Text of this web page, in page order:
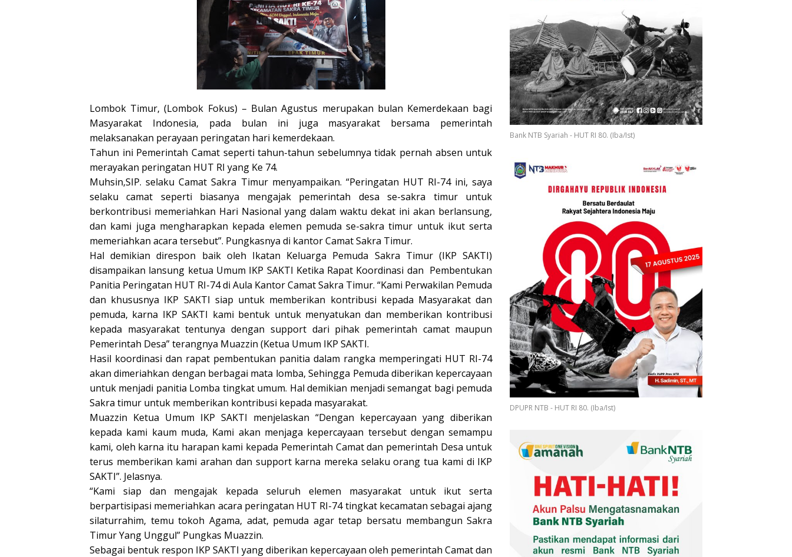
Lombok Timur, (Lombok Fokus) – Bulan Agustus merupakan bulan Kemerdekaan bagi
Masyarakat Indonesia, pada bulan ini juga masyarakat bersama pemerintah
melaksanakan perayaan peringatan hari kemerdekaan.
Tahun ini Pemerintah Camat seperti tahun-tahun sebelumnya tidak pernah absen untuk
merayakan peringatan HUT RI yang Ke 74.
Muhsin,SIP. selaku Camat Sakra Timur menyampaikan. “Peringatan HUT RI-74 ini, saya
selaku camat seperti biasanya mengajak pemerintah desa se-sakra timur untuk
berkontribusi memeriahkan Hari Nasional yang dalam waktu dekat ini akan berlansung,
dan kami juga mengharapkan kepada elemen pemuda se-sakra timur untuk ikut serta
memeriahkan acara tersebut”. Pungkasnya di kantor Camat Sakra Timur.
Hal demikian direspon baik oleh Ikatan Keluarga Pemuda Sakra Timur (IKP SAKTI)
disampaikan lansung ketua Umum IKP SAKTI Ketika Rapat Koordinasi dan Pembentukan
Panitia Peringatan HUT RI-74 di Aula Kantor Camat Sakra Timur. “Kami Perwakilan Pemuda
dan khususnya IKP SAKTI siap untuk memberikan kontribusi kepada Masyarakat dan
pemuda, karna IKP SAKTI kami bentuk untuk menyatukan dan memberikan kontribusi
kepada masyarakat tentunya dengan support dari pihak pemerintah camat maupun
Pemerintah Desa” terangnya Muazzin (Ketua Umum IKP SAKTI.
Hasil koordinasi dan rapat pembentukan panitia dalam rangka memperingati HUT RI-74
akan dimeriahkan dengan berbagai mata lomba, Sehingga Pemuda diberikan kepercayaan
untuk menjadi panitia Lomba tingkat umum. Hal demikian menjadi semangat bagi pemuda
Sakra timur untuk memberikan kontribusi kepada masyarakat.
Muazzin Ketua Umum IKP SAKTI menjelaskan “Dengan kepercayaan yang diberikan
kepada kami kaum muda, Kami akan menjaga kepercayaan tersebut dengan semampu
kami, oleh karna itu harapan kami kepada Pemerintah Camat dan pemerintah Desa untuk
terus memberikan kami arahan dan support karna mereka selaku orang tua kami di IKP
SAKTI”. Jelasnya.
“Kami siap dan mengajak kepada seluruh elemen masyarakat untuk ikut serta
berpartisipasi memeriahkan acara peringatan HUT RI-74 tingkat kecamatan sebagai ajang
silaturrahim, temu tokoh Agama, adat, pemuda agar tetap bersatu membangun Sakra
Timur Yang Unggul” Pungkas Muazzin.
Sebagai bentuk respon IKP SAKTI yang diberikan kepercayaan oleh pemerintah Camat dan
Bank NTB Syariah - HUT RI 80. (Iba/Ist)
DPUPR NTB - HUT RI 80. (Iba/Ist)